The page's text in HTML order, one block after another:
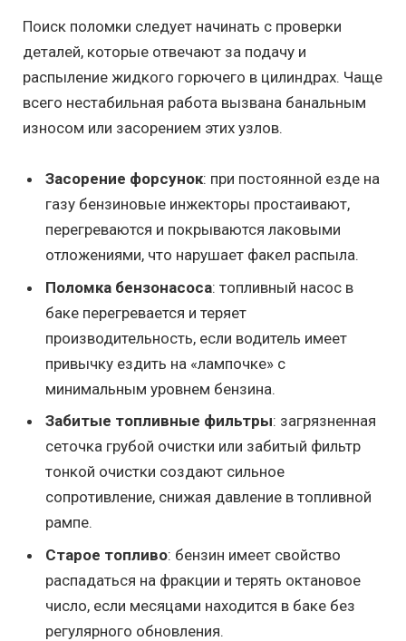
Поиск поломки следует начинать с проверки
деталей, которые отвечают за подачу и
распыление жидкого горючего в цилиндрах. Чаще
всего нестабильная работа вызвана банальным
износом или засорением этих узлов.
Засорение форсунок: при постоянной езде на
газу бензиновые инжекторы простаивают,
перегреваются и покрываются лаковыми
отложениями, что нарушает факел распыла.
Поломка бензонасоса: топливный насос в
баке перегревается и теряет
производительность, если водитель имеет
привычку ездить на «лампочке» с
минимальным уровнем бензина.
Забитые топливные фильтры: загрязненная
сеточка грубой очистки или забитый фильтр
тонкой очистки создают сильное
сопротивление, снижая давление в топливной
рампе.
Старое топливо: бензин имеет свойство
распадаться на фракции и терять октановое
число, если месяцами находится в баке без
регулярного обновления.